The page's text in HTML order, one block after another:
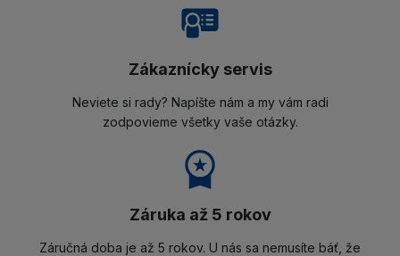
Zákaznícky servis
Neviete si rady? Napíšte nám a my vám radi
zodpovieme všetky vaše otázky.
Záruka až 5 rokov
Záručná doba je až 5 rokov. U nás sa nemusíte báť, že